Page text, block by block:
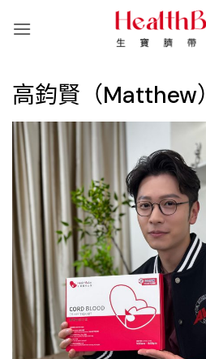
高鈞賢（Matthew）